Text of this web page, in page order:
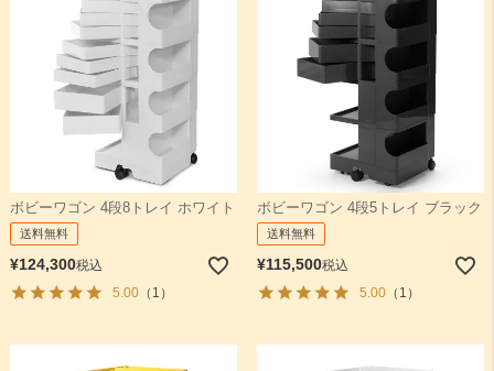
検索
ボビーワゴン 4段8トレイ ホワイト
送料無料
¥124,300税込
5.00（1）
ボビーワゴン 4段5トレイ ブラック
送料無料
¥115,500税込
5.00（1）